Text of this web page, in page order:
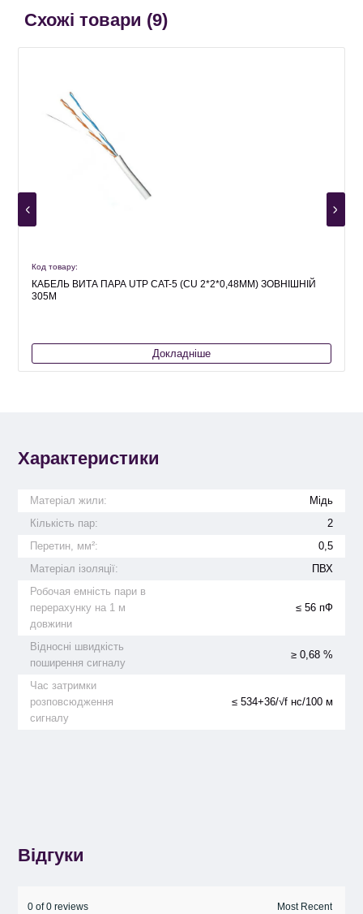
Схожі товари (9)
Код товару:
КАБЕЛЬ ВИТА ПАРА UTP CAT-5 (CU 2*2*0,48ММ) ЗОВНІШНІЙ
305М
Докладніше
Характеристики
Матеріал жили:
Мідь
Кількість пар:
2
Перетин, мм²:
0,5
Матеріал ізоляції:
ПВХ
Робочая емність пари в
перерахунку на 1 м
довжини
≤ 56 пФ
Відносні швидкість
поширення сигналу
≥ 0,68 %
Час затримки
розповсюдження
сигналу
≤ 534+36/√f нс/100 м
Відгуки
0 of 0 reviews